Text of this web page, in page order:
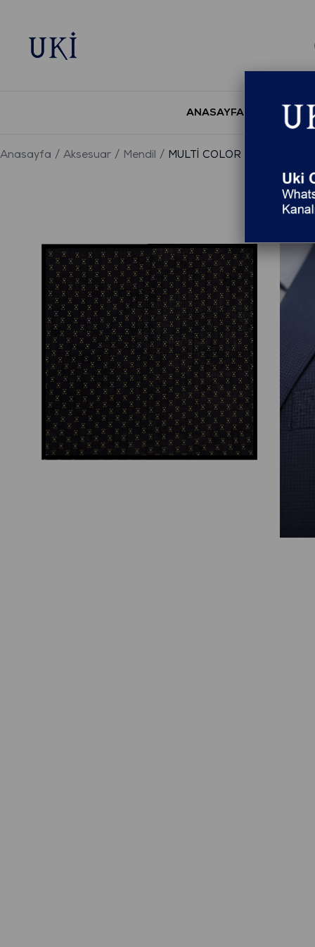
ANASAYFA YENİ
Anasayfa Aksesuar Mendil MULTİ COLOR Desenli